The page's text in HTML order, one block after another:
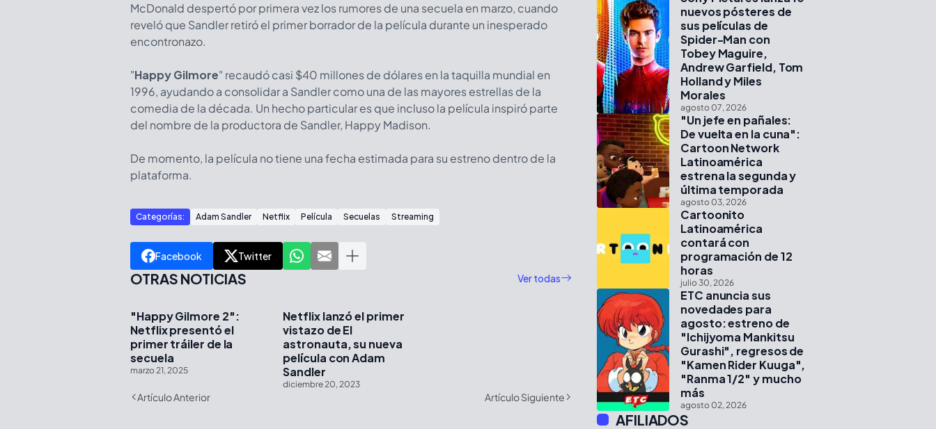
McDonald despertó por primera vez los rumores de una secuela en marzo, cuando
reveló que Sandler retiró el primer borrador de la película durante un inesperado
encontronazo.
"Happy Gilmore" recaudó casi $40 millones de dólares en la taquilla mundial en
1996, ayudando a consolidar a Sandler como una de las mayores estrellas de la
comedia de la década. Un hecho particular es que incluso la película inspiró parte
del nombre de la productora de Sandler, Happy Madison.
De momento, la película no tiene una fecha estimada para su estreno dentro de la
plataforma.
Categorías: Adam Sandler Netflix Película Secuelas Streaming
Facebook Twitter
OTRAS NOTICIAS Ver todas
"Happy Gilmore 2":
Netflix presentó el
primer tráiler de la
secuela
marzo 21, 2025
Netflix lanzó el primer
vistazo de El
astronauta, su nueva
película con Adam
Sandler
diciembre 20, 2023
Artículo Anterior Artículo Siguiente
nuevos pósteres de
sus películas de
Spider-Man con
Tobey Maguire,
Andrew Garfield, Tom
Holland y Miles
Morales
agosto 07, 2026
"Un jefe en pañales:
De vuelta en la cuna":
Cartoon Network
Latinoamérica
estrena la segunda y
última temporada
agosto 03, 2026
Cartoonito
Latinoamérica
contará con
programación de 12
horas
julio 30, 2026
ETC anuncia sus
novedades para
agosto: estreno de
"Ichijyoma Mankitsu
Gurashi", regresos de
"Kamen Rider Kuuga",
"Ranma 1/2" y mucho
más
agosto 02, 2026
AFILIADOS